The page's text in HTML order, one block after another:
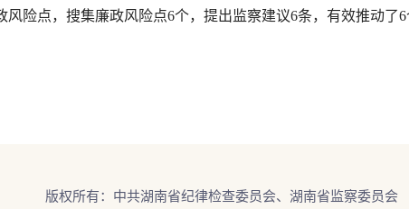
风险点，搜集廉政风险点6个，提出监察建议6条，有效推动了
版权所有：中共湖南省纪律检查委员会、湖南省监察委员会